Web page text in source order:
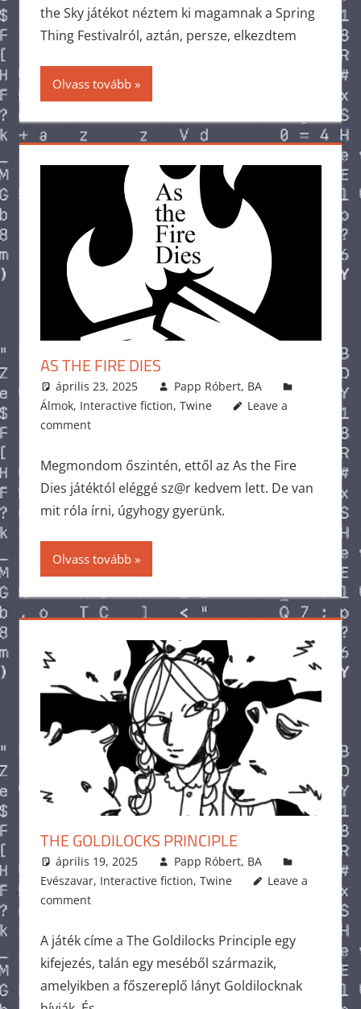
the Sky játékot néztem ki magamnak a Spring
Thing Festivalról, aztán, persze, elkezdtem
Olvass tovább
AS THE FIRE DIES
április 23, 2025
Papp Róbert, BA
Álmok, Interactive fiction, Twine
Leave a
comment
Megmondom őszintén, ettől az As the Fire
Dies játéktól eléggé sz@r kedvem lett. De van
mit róla írni, úgyhogy gyerünk.
Olvass tovább
THE GOLDILOCKS PRINCIPLE
április 19, 2025
Papp Róbert, BA
Evészavar, Interactive fiction, Twine
Leave a
comment
A játék címe a The Goldilocks Principle egy
kifejezés, talán egy meséből származik,
amelyikben a főszereplő lányt Goldilocknak